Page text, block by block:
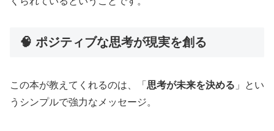
🧠 ポジティブな思考が現実を創る
この本が教えてくれるのは、「 思考が未来を決める 」とい
うシンプルで強力なメッセージ。